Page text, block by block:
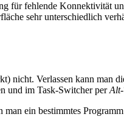
für fehlende Konnektivität
sehr unterschiedlich
nicht. Verlassen kann man
und im Task-Switcher per
ein bestimmtes